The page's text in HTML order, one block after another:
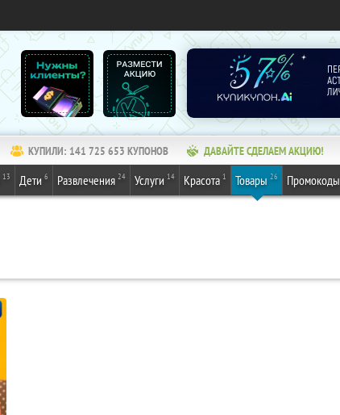
КУПИЛИ: 141 725 653 КУПОНОВ ДАВАЙТЕ СДЕЛАЕМ АКЦИЮ!
13 Дети 6 Развлечения 24 Услуги 14 Красота 1 Товары 26 Промокоды